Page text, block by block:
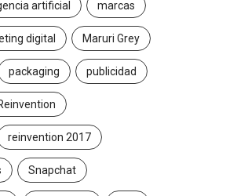
artificial marcas
digital Maruri Grey
packaging publicidad
reinvention 2017
Snapchat